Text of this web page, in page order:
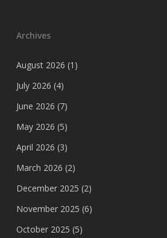
Archives
August 2026 (1)
July 2026 (4)
June 2026 (7)
May 2026 (5)
April 2026 (3)
March 2026 (2)
December 2025 (2)
November 2025 (6)
October 2025 (5)